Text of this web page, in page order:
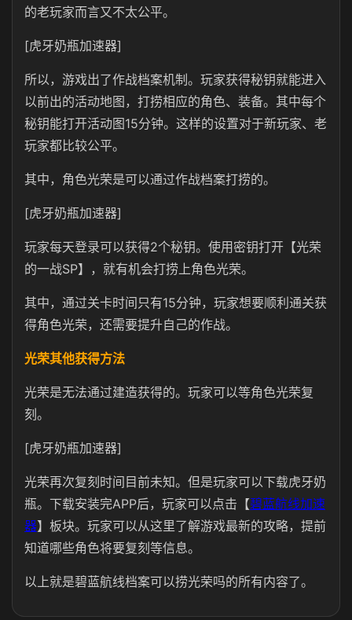
的老玩家而言又不太公平。
[虎牙奶瓶加速器]
所以，游戏出了作战档案机制。玩家获得秘钥就能进入
以前出的活动地图，打捞相应的角色、装备。其中每个
秘钥能打开活动图15分钟。这样的设置对于新玩家、老
玩家都比较公平。
其中，角色光荣是可以通过作战档案打捞的。
[虎牙奶瓶加速器]
玩家每天登录可以获得2个秘钥。使用密钥打开【光荣
的一战SP】，就有机会打捞上角色光荣。
其中，通过关卡时间只有15分钟，玩家想要顺利通关获
得角色光荣，还需要提升自己的作战。
光荣其他获得方法
光荣是无法通过建造获得的。玩家可以等角色光荣复
刻。
[虎牙奶瓶加速器]
光荣再次复刻时间目前未知。但是玩家可以下载虎牙奶
瓶。下载安装完APP后，玩家可以点击【碧蓝航线加速
器】板块。玩家可以从这里了解游戏最新的攻略，提前
知道哪些角色将要复刻等信息。
以上就是碧蓝航线档案可以捞光荣吗的所有内容了。